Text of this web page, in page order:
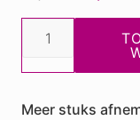
Carin
Elements
Meer stuks